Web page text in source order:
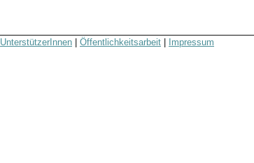
UnterstützerInnen Öffentlichkeitsarbeit Impressum